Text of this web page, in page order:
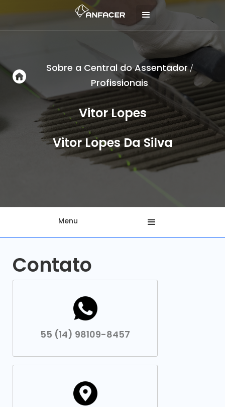
Sobre a Central do Assentador/
Profissionais
Vitor Lopes
Vitor Lopes Da Silva
Menu
Contato
55 (14) 98109-8457